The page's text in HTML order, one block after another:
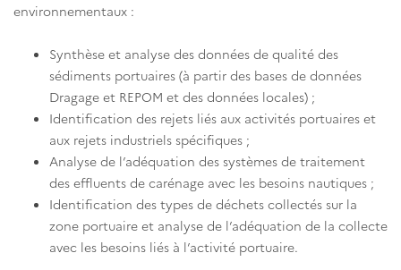
environnementaux :
Synthèse et analyse des données de qualité des
sédiments portuaires (à partir des bases de données
Dragage et REPOM et des données locales) ;
Identification des rejets liés aux activités portuaires et
aux rejets industriels spécifiques ;
Analyse de l’adéquation des systèmes de traitement
des effluents de carénage avec les besoins nautiques ;
Identification des types de déchets collectés sur la
zone portuaire et analyse de l’adéquation de la collecte
avec les besoins liés à l’activité portuaire.